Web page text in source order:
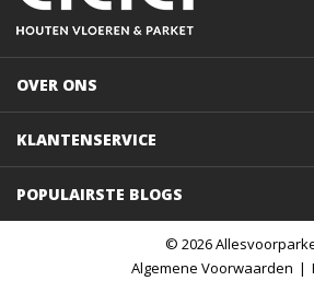
OVER ONS
KLANTENSERVICE
POPULAIRSTE BLOGS
© 2026
Algemene Voorwaarden